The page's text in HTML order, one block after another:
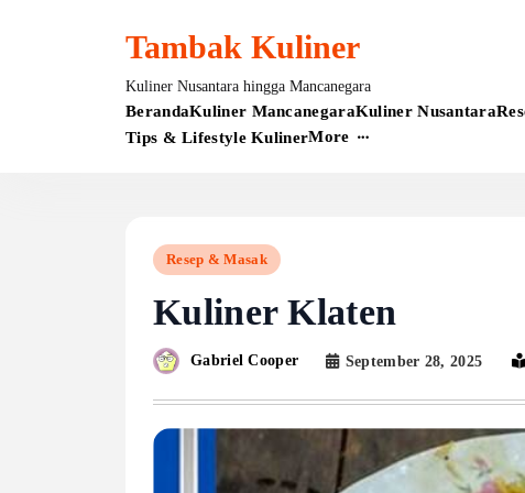
Tambak Kuliner
Kuliner Nusantara hingga Mancanegara
BerandaKuliner MancanegaraKuliner Nusantara
Tips & Lifestyle KulinerMore
Resep & Masak
Kuliner Klaten
Gabriel Cooper September 28, 2025